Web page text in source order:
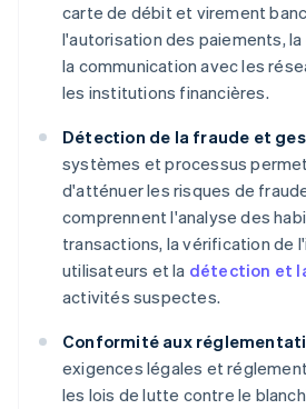
carte de débit et virement
l'autorisation des paiements,
la communication avec les
les institutions financières.
Détection de la fraude et
systèmes et processus
d'atténuer les risques de
comprennent l'analyse des
transactions, la vérification de
utilisateurs et la détection et
activités suspectes.
Conformité aux
exigences légales et
les lois de lutte contre le